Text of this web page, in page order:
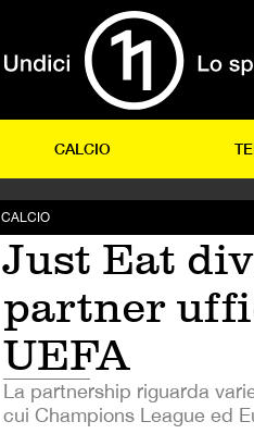
CALCIO
CALCIO
Just Eat
partner
UEFA
La partnership riguarda
cui Champions League ed